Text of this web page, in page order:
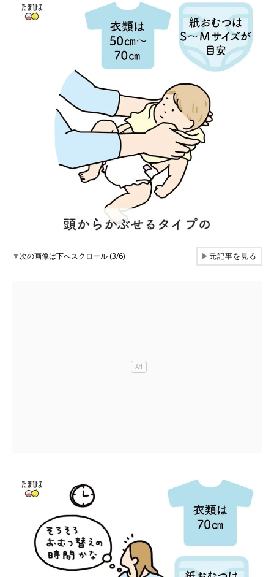
▼次の画像は下へスクロール (3/6) ▶元記事を見る